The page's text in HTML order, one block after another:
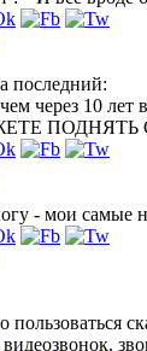
последний:
через 10
ПОДНЯТЬ
- мои самые
видеозвонок.